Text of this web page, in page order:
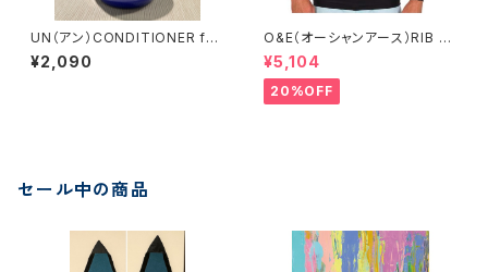
UN（アン）CONDITIONER for
WETSUIT fragrance ウェット
ソフナー
¥2,090
O&E（オーシャンアース）RIB G
UARD PADDED L/S BLACK
リブガード
¥5,104
20%OFF
セール中の商品